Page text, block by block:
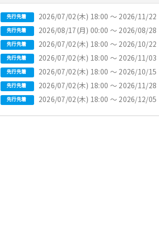
先行先着 2026/07/02(木) 18:00 〜 2026/11/22
先行先着 2026/08/17(月) 00:00 〜 2026/08/28
先行先着 2026/07/02(木) 18:00 〜 2026/10/22
先行先着 2026/07/02(木) 18:00 〜 2026/11/03
先行先着 2026/07/02(木) 18:00 〜 2026/10/15
先行先着 2026/07/02(木) 18:00 〜 2026/11/28
先行先着 2026/07/02(木) 18:00 〜 2026/12/05